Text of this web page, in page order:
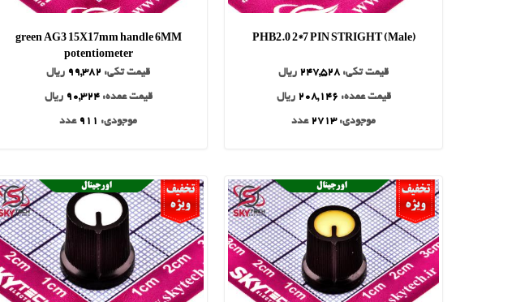
PHB2.0 2*7 PIN STRIGHT (Male)
قیمت تکی: 247,528 ریال
قیمت عمده:208,146 ریال
موجودی:2713 عدد
green AG3 15X17mm handle 6MM
potentiometer
قیمت تکی: 99,382 ریال
قیمت عمده:90,324 ریال
موجودی: 911 عدد